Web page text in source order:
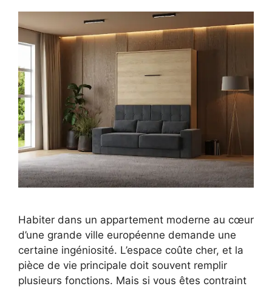
Habiter dans un appartement moderne au cœur
d’une grande ville européenne demande une
certaine ingéniosité. L’espace coûte cher, et la
pièce de vie principale doit souvent remplir
plusieurs fonctions. Mais si vous êtes contraint